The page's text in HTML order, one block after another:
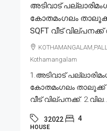
അടിവാട്
കോതമംഗലം
SQFT വീട്
Kothamangalam
1.അടിവാട്
കോതമംഗലം താലൂക്ക്
വീട് വില്പനക്ക്.
32022 4
HOUSE